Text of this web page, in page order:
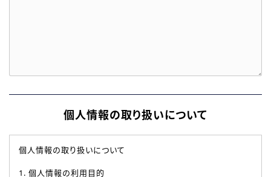
個人情報の取り扱いについて
個人情報の取り扱いについて
1. 個人情報の利用目的